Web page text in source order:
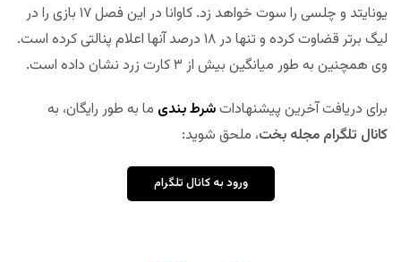
یونایتد و چلسی را سوت خواهد زد. کاوانا در این فصل ۱۷ بازی را در
لیگ برتر قضاوت کرده و تنها در ۱۸ درصد آنها اعلام پنالتی کرده است.
وی همچنین به طور میانگین بیش از ۳ کارت زرد نشان داده است.
برای دریافت آخرین پیشنهاداتشرط بندی ما به طور رایگان، به
کانال تلگرام مجله بخت، ملحق شوید:
ورود به کانال تلگرام